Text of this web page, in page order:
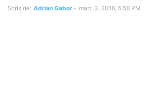
Scris de: Adrian Gabor - mart. 3, 2016, 5:58 PM